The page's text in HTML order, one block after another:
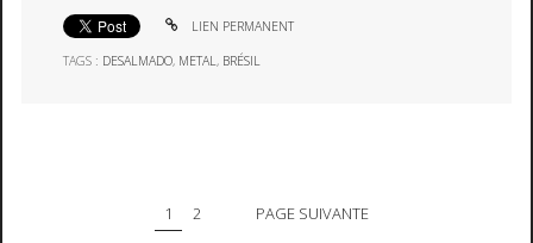
LIEN PERMANENT
TAGS : DESALMADO, METAL, BRÉSIL
1 2 PAGE SUIVANTE